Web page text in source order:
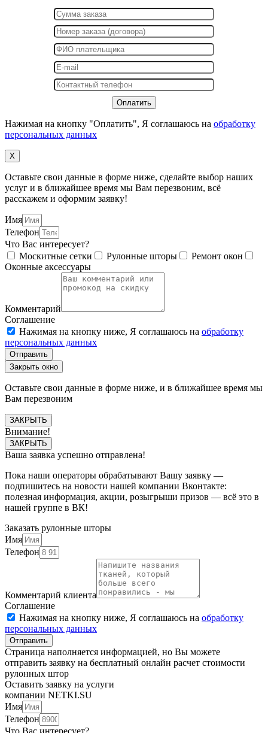
Нажимая на кнопку "Оплатить", Я соглашаюсь на обработку
персональных данных
X
Оставьте свои данные в форме ниже, сделайте выбор наших
услуг и в ближайшее время мы Вам перезвоним, всё
расскажем и оформим заявку!
Имя
Телефон
Что Вас интересует?
Москитные сетки
Рулонные шторы
Ремонт окон
Оконные аксессуары
Комментарий
Соглашение
Нажимая на кнопку ниже, Я соглашаюсь на обработку
персональных данных
Отправить
Закрыть окно
Оставьте свои данные в форме ниже, и в ближайшее время мы
Вам перезвоним
ЗАКРЫТЬ
Внимание!
ЗАКРЫТЬ
Ваша заявка успешно отправлена!
Пока наши операторы обрабатывают Вашу заявку —
подпишитесь на новости нашей компании Вконтакте:
полезная информация, акции, розыгрыши призов — всё это в
нашей группе в ВК!
Заказать рулонные шторы
Имя
Телефон
Комментарий клиента
Соглашение
Нажимая на кнопку ниже, Я соглашаюсь на обработку
персональных данных
Отправить
Страница наполняется информацией, но Вы можете
отправить заявку на бесплатный онлайн расчет стоимости
рулонных штор
Оставить заявку на услуги
компании NETKI.SU
Имя
Телефон
Что Вас интересует?